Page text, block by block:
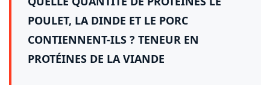
POULET, LA DINDE ET LE PORC
CONTIENNENT-ILS ? TENEUR EN
PROTÉINES DE LA VIANDE